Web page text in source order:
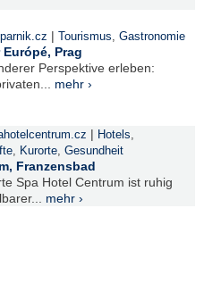
| Tourismus, Gastronomie
Prag
Perspektive erleben:
mehr ›
| Hotels,
, Kurorte, Gesundheit
Franzensbad
Spa Hotel Centrum ist ruhig
mehr ›